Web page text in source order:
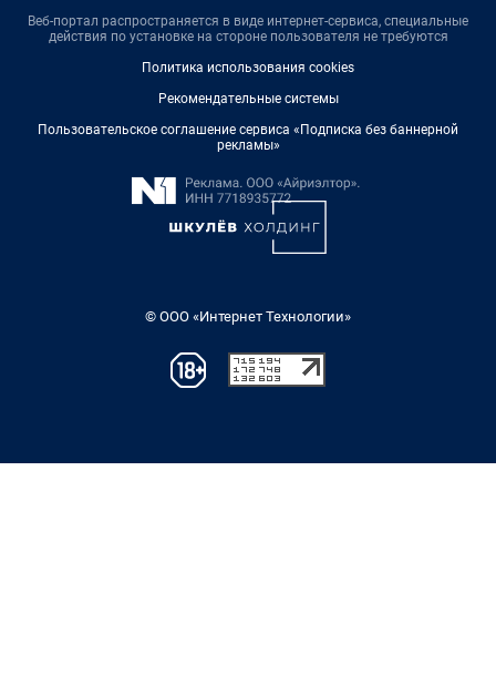
Веб-портал распространяется в виде интернет-сервиса, специальные
действия по установке на стороне пользователя не требуются
Политика использования cookies
Рекомендательные системы
Пользовательское соглашение сервиса «Подписка без баннерной
рекламы»
© ООО «Интернет Технологии»